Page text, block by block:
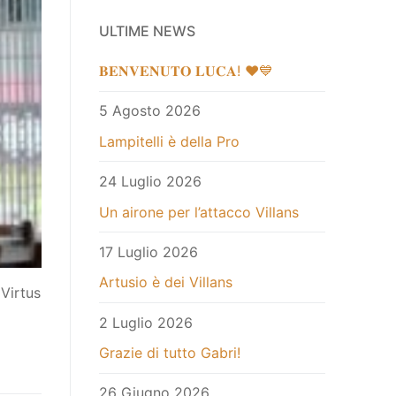
ULTIME NEWS
𝐁𝐄𝐍𝐕𝐄𝐍𝐔𝐓𝐎 𝐋𝐔𝐂𝐀! ❤️💙
5 Agosto 2026
Lampitelli è della Pro
24 Luglio 2026
Un airone per l’attacco Villans
17 Luglio 2026
Artusio è dei Villans
2 Luglio 2026
Grazie di tutto Gabri!